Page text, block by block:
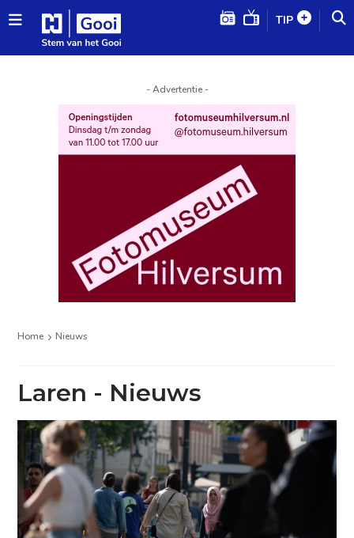
TIP
- Advertentie -
Home Nieuws
Laren - Nieuws